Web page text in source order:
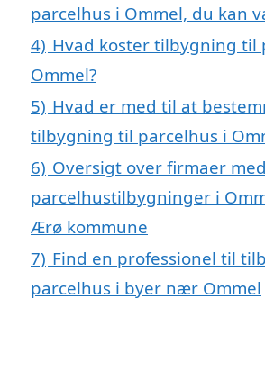
parcelhus i Ommel, du kan
4) Hvad koster tilbygning til
Ommel?
5) Hvad er med til at
tilbygning til parcelhus i
6) Oversigt over firmaer
parcelhustilbygninger i
Ærø kommune
7) Find en professionel til
parcelhus i byer nær Ommel